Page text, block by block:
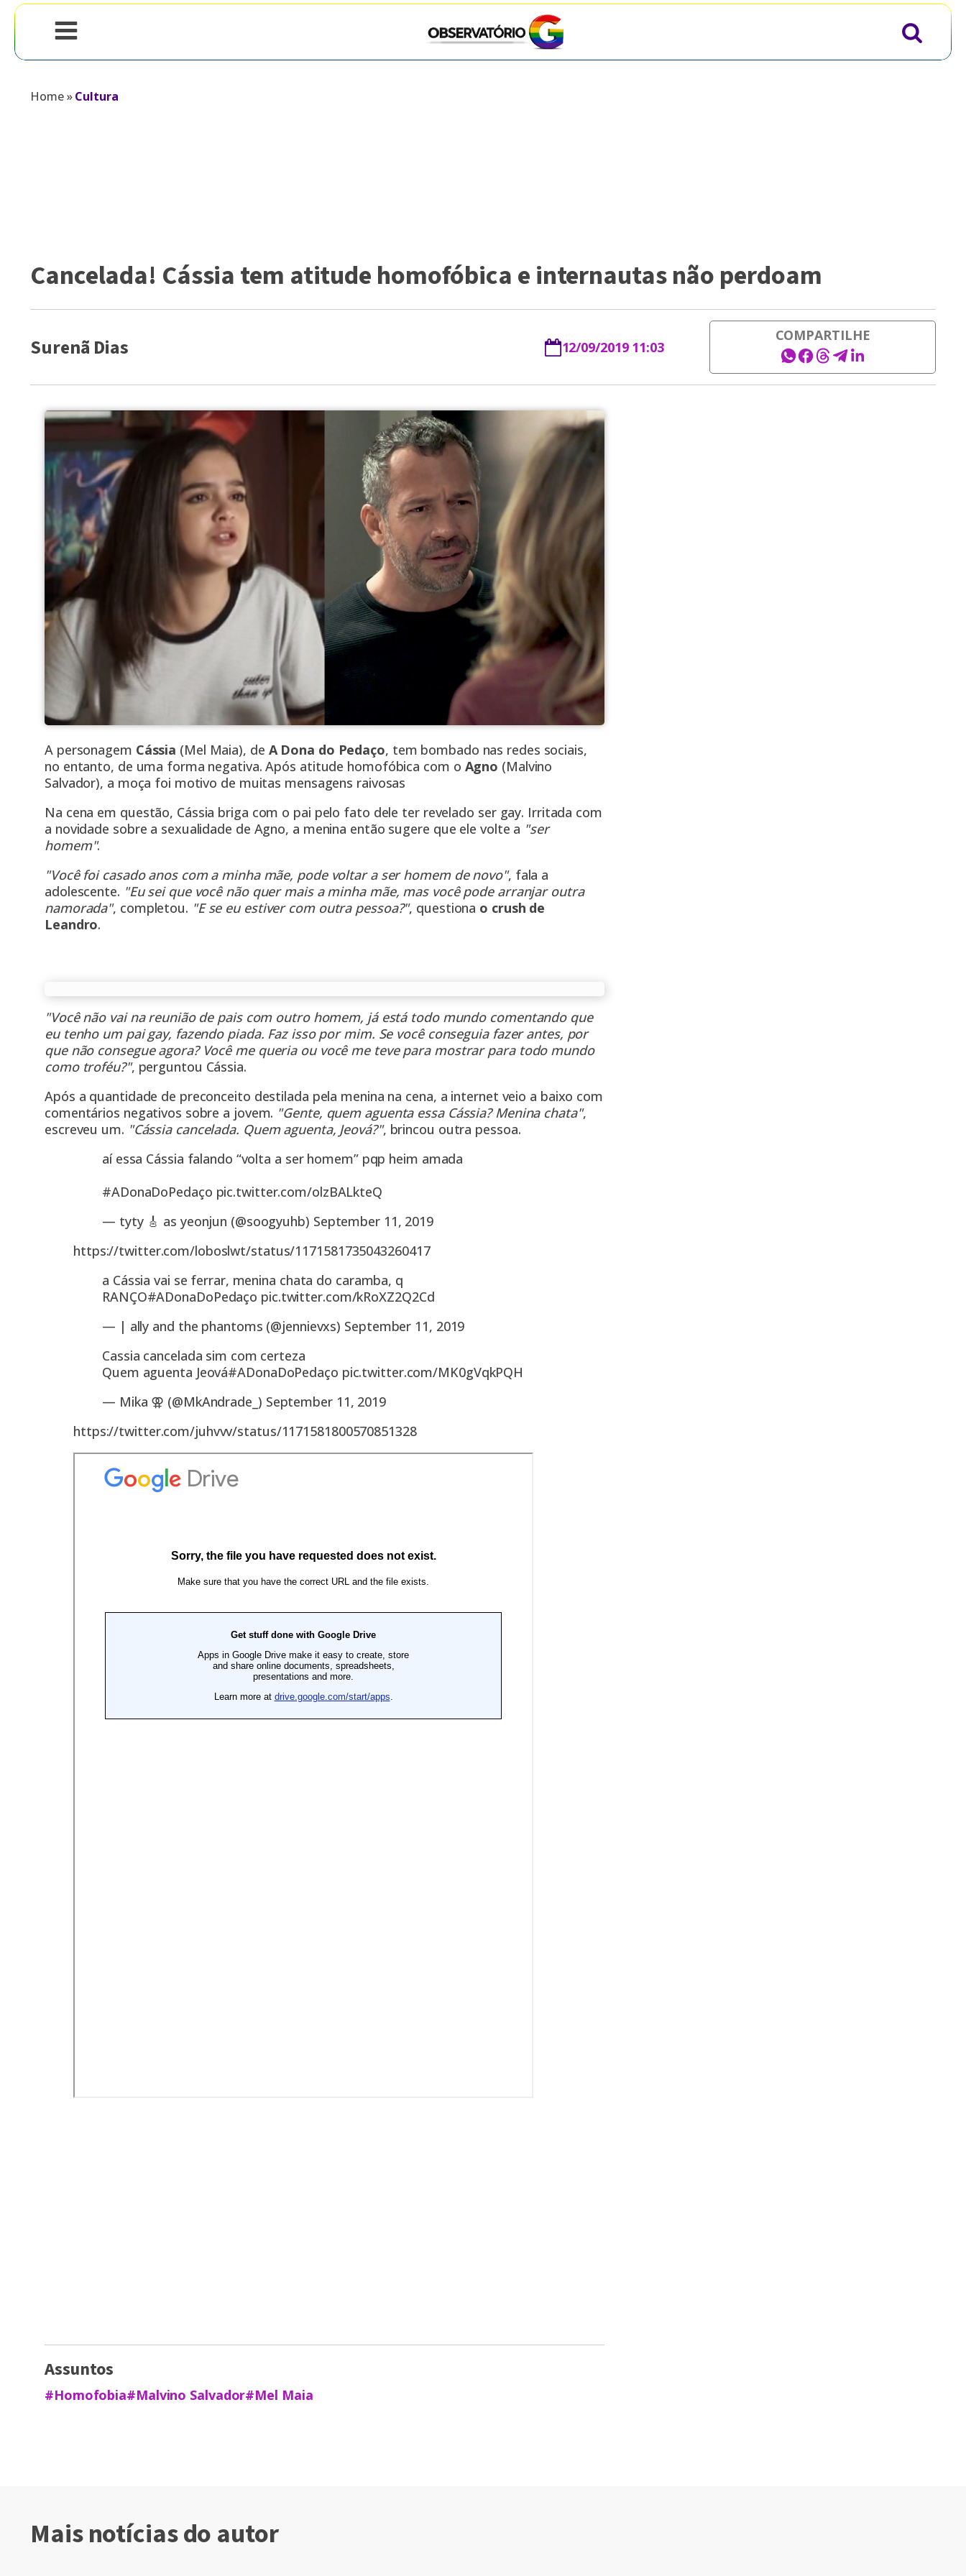
Home»Cultura
Cancelada! Cássia tem atitude homofóbica e internautas não perdoam
Surenã Dias 12/09/2019 11:03
COMPARTILHE
A personagem Cássia (Mel Maia), de A Dona do Pedaço, tem bombado nas redes sociais,
no entanto, de uma forma negativa. Após atitude homofóbica com o Agno (Malvino
Salvador), a moça foi motivo de muitas mensagens raivosas
Na cena em questão, Cássia briga com o pai pelo fato dele ter revelado ser gay. Irritada com
a novidade sobre a sexualidade de Agno, a menina então sugere que ele volte a "ser
homem".
"Você foi casado anos com a minha mãe, pode voltar a ser homem de novo", fala a
adolescente. "Eu sei que você não quer mais a minha mãe, mas você pode arranjar outra
namorada", completou. "E se eu estiver com outra pessoa?", questiona o crush de
Leandro.
"Você não vai na reunião de pais com outro homem, já está todo mundo comentando que
eu tenho um pai gay, fazendo piada. Faz isso por mim. Se você conseguia fazer antes, por
que não consegue agora? Você me queria ou você me teve para mostrar para todo mundo
como troféu?", perguntou Cássia.
Após a quantidade de preconceito destilada pela menina na cena, a internet veio a baixo com
comentários negativos sobre a jovem. "Gente, quem aguenta essa Cássia? Menina chata",
escreveu um. "Cássia cancelada. Quem aguenta, Jeová?", brincou outra pessoa.
aí essa Cássia falando “volta a ser homem” pqp heim amada
#ADonaDoPedaço pic.twitter.com/olzBALkteQ
— tyty 🎸 as yeonjun (@soogyuhb) September 11, 2019
https://twitter.com/loboslwt/status/1171581735043260417
a Cássia vai se ferrar, menina chata do caramba, q
RANÇO#ADonaDoPedaço pic.twitter.com/kRoXZ2Q2Cd
— | ally and the phantoms (@jennievxs) September 11, 2019
Cassia cancelada sim com certeza
Quem aguenta Jeová#ADonaDoPedaço pic.twitter.com/MK0gVqkPQH
— Mika ⚢ (@MkAndrade_) September 11, 2019
https://twitter.com/juhvvv/status/1171581800570851328
Assuntos
#Homofobia#Malvino Salvador#Mel Maia
Mais notícias do autor